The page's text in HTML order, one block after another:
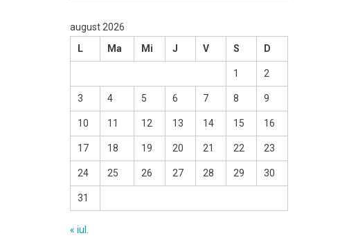
august 2026
L
Ma Mi J V S D
1 2
3 4 5 6 7 8 9
10 11 12 13 14 15 16
17 18 19 20 21 22 23
24 25 26 27 28 29 30
31
« iul.